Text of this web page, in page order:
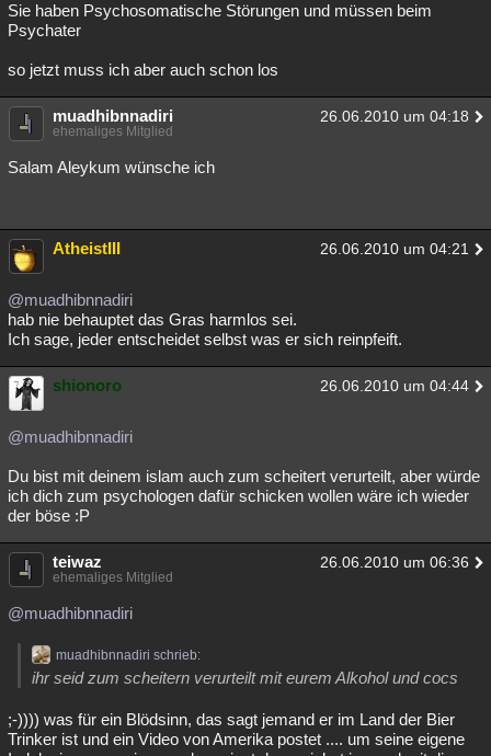
Sie haben Psychosomatische Störungen und müssen beim
Psychater
so jetzt muss ich aber auch schon los
muadhibnnadiri 26.06.2010 um 04:18
ehemaliges Mitglied
Salam Aleykum wünsche ich
AtheistIII 26.06.2010 um 04:21
@muadhibnnadiri
hab nie behauptet das Gras harmlos sei.
Ich sage, jeder entscheidet selbst was er sich reinpfeift.
shionoro 26.06.2010 um 04:44
@muadhibnnadiri
Du bist mit deinem islam auch zum scheitert verurteilt, aber würde
ich dich zum psychologen dafür schicken wollen wäre ich wieder
der böse :P
teiwaz 26.06.2010 um 06:36
ehemaliges Mitglied
@muadhibnnadiri
muadhibnnadiri schrieb:
ihr seid zum scheitern verurteilt mit eurem Alkohol und cocs
;-)))) was für ein Blödsinn, das sagt jemand er im Land der Bier
Trinker ist und ein Video von Amerika postet .... um seine eigene